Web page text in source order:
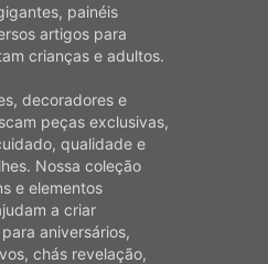
painéis
artigos para
crianças e adultos.
decoradores e
peças exclusivas,
qualidade e
Nossa coleção
e elementos
a criar
aniversários,
chás revelação,